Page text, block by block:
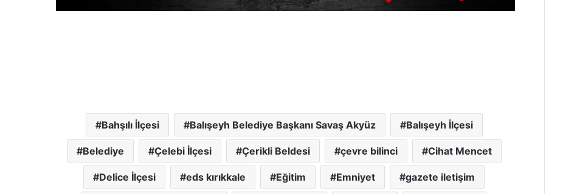
Bahşılı İlçesi Balışeyh Belediye Başkanı Savaş Akyüz Balışeyh İlçesi
Belediye Çelebi İlçesi Çerikli Beldesi çevre bilinci Cihat Mencet
Delice İlçesi eds kırıkkale Eğitim Emniyet gazete iletişim